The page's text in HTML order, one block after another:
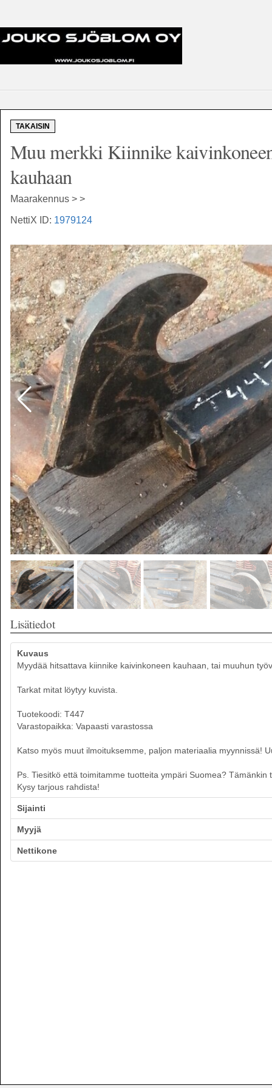
TAKAISIN
Muu merkki Kiinnike
kauhaan
Maarakennus > >
NettiX ID: 1979124
Lisätiedot
Kuvaus
Myydää hitsattava kiinnike kaivinkoneen kauhaan, tai muuhun
Tarkat mitat löytyy kuvista.
Tuotekoodi: T447
Varastopaikka: Vapaasti varastossa
Katso myös muut ilmoituksemme, paljon materiaalia myynnissä!
Ps. Tiesitkö että toimitamme tuotteita ympäri Suomea?
Kysy tarjous rahdista!
Sijainti
Myyjä
Nettikone